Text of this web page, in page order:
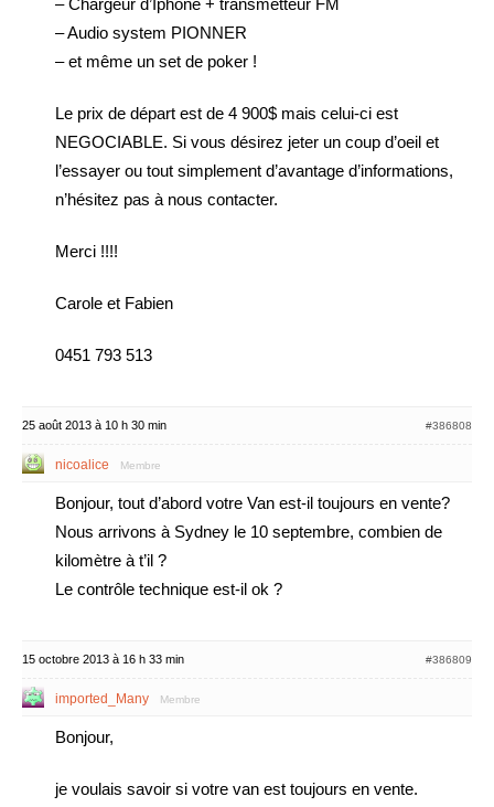
– Chargeur d’Iphone + transmetteur FM
– Audio system PIONNER
– et même un set de poker !
Le prix de départ est de 4 900$ mais celui-ci est
NEGOCIABLE. Si vous désirez jeter un coup d’oeil et
l’essayer ou tout simplement d’avantage d’informations,
n’hésitez pas à nous contacter.
Merci !!!!
Carole et Fabien
0451 793 513
25 août 2013 à 10 h 30 min #386808
nicoalice Membre
Bonjour, tout d’abord votre Van est-il toujours en vente?
Nous arrivons à Sydney le 10 septembre, combien de
kilomètre à t’il ?
Le contrôle technique est-il ok ?
15 octobre 2013 à 16 h 33 min #386809
imported_Many Membre
Bonjour,
je voulais savoir si votre van est toujours en vente.